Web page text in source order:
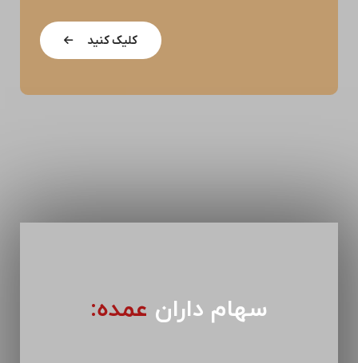
کلیک کنید
سهام داران عمده: